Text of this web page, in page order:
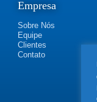
Empresa
Sobre Nós
Equipe
Clientes
Contato